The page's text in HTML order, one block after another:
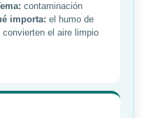
contaminación
importa: el humo de
el aire limpio